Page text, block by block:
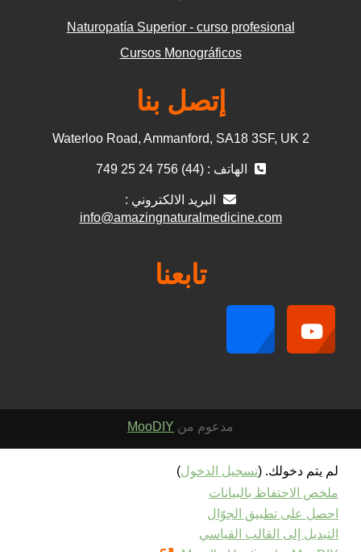
Naturopatía Superior - curso profesional
Cursos Monográficos
إتصل بنا
2 Waterloo Road, Ammanford, SA18 3SF, UK
الهاتف : (44) 756 24 25 749
البريد الالكتروني :
info@amazingnaturalmedicine.com
تابعنا
مدعوم من MooDIY
لم يتم دخولك. (تسجيل الدخول)
ملخص الاحتفاظ بالبيانات
احصل على تطبيق الجوّال
التبديل إلى القالب القياسي